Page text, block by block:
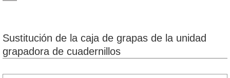
Sustitución de la caja de grapas de la unidad
grapadora de cuadernillos